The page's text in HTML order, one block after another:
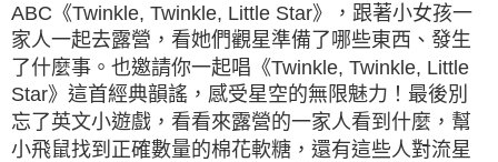
ABC《Twinkle, Twinkle, Little Star》，跟著小女孩一
家人一起去露營，看她們觀星準備了哪些東西、發生
了什麼事。也邀請你一起唱《Twinkle, Twinkle, Little
Star》這首經典韻謠，感受星空的無限魅力！最後別
忘了英文小遊戲，看看來露營的一家人看到什麼，幫
小飛鼠找到正確數量的棉花軟糖，還有這些人對流星